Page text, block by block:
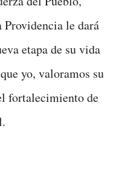
le dará
etapa de su vida
yo, valoramos su
fortalecimiento de